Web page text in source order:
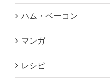
ハム・ベーコン
マンガ
レシピ